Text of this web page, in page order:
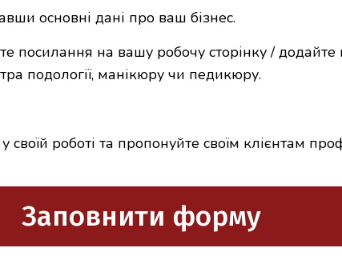
основні дані про ваш бізнес.
посилання на вашу робочу сторінку / додайте
подології, манікюру чи педикюру.
у своїй роботі та пропонуйте своїм клієнтам
Заповнити форму